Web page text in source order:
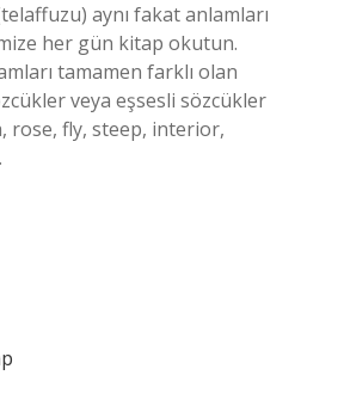
aynı fakat anlamları
her gün kitap okutun.
tamamen farklı olan
veya eşsesli sözcükler
rose, fly, steep, interior,